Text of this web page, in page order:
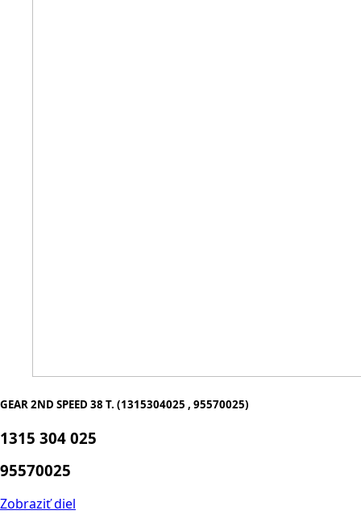
GEAR 2ND SPEED 38 T. (1315304025 , 95570025)
1315 304 025
95570025
Zobraziť diel